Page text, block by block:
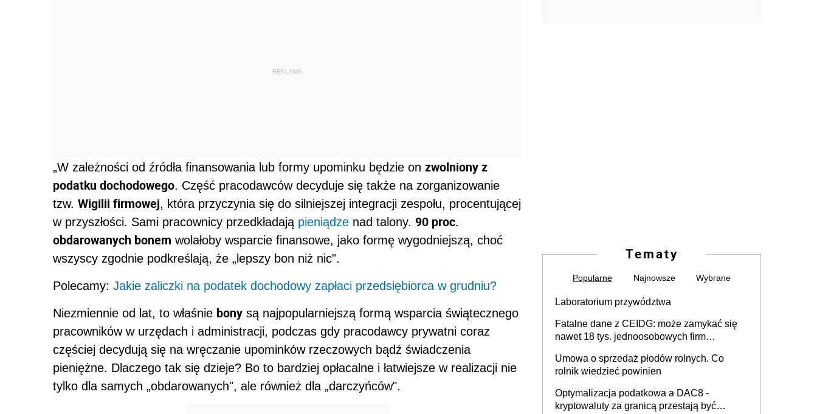
REKLAMA
„W zależności od źródła finansowania lub formy upominku będzie on zwolniony z
podatku dochodowego. Część pracodawców decyduje się także na zorganizowanie
tzw. Wigilii firmowej, która przyczynia się do silniejszej integracji zespołu, procentującej
w przyszłości. Sami pracownicy przedkładają pieniądze nad talony. 90 proc.
obdarowanych bonem wolałoby wsparcie finansowe, jako formę wygodniejszą, choć
wszyscy zgodnie podkreślają, że „lepszy bon niż nic".
Polecamy: Jakie zaliczki na podatek dochodowy zapłaci przedsiębiorca w grudniu?
Niezmiennie od lat, to właśnie bony są najpopularniejszą formą wsparcia świątecznego
pracowników w urzędach i administracji, podczas gdy pracodawcy prywatni coraz
częściej decydują się na wręczanie upominków rzeczowych bądź świadczenia
pieniężne. Dlaczego tak się dzieje? Bo to bardziej opłacalne i łatwiejsze w realizacji nie
tylko dla samych „obdarowanych", ale również dla „darczyńców".
Tematy
Popularne Najnowsze Wybrane
Laboratorium przywództwa
Fatalne dane z CEIDG: może zamykać się
nawet 18 tys. jednoosobowych firm
Umowa o sprzedaż płodów rolnych. Co
rolnik wiedzieć powinien
Optymalizacja podatkowa a DAC8 -
kryptowaluty za granicą przestają być